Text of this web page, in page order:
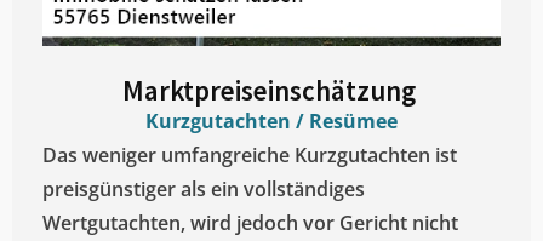
Marktpreiseinschätzung ​
Kurzgutachten / Resümee
Das weniger umfangreiche Kurzgutachten ist
preisgünstiger als ein vollständiges
Wertgutachten, wird jedoch vor Gericht nicht